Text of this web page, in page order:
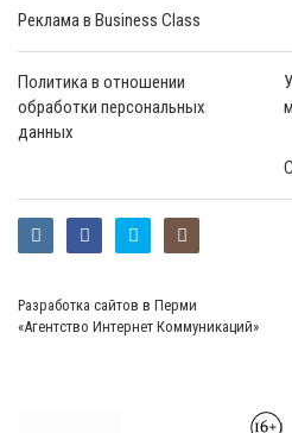
Реклама в Business Class
Политика в отношении
обработки персональных
данных
Разработка сайтов в Перми
«Агентство Интернет Коммуникаций»